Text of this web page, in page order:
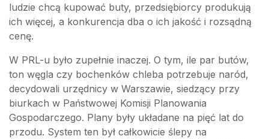
ludzie chcą kupować buty, przedsiębiorcy produkują
ich więcej, a konkurencja dba o ich jakość i rozsądną
cenę.
W PRL-u było zupełnie inaczej. O tym, ile par butów,
ton węgla czy bochenków chleba potrzebuje naród,
decydowali urzędnicy w Warszawie, siedzący przy
biurkach w Państwowej Komisji Planowania
Gospodarczego. Plany były układane na pięć lat do
przodu. System ten był całkowicie ślepy na